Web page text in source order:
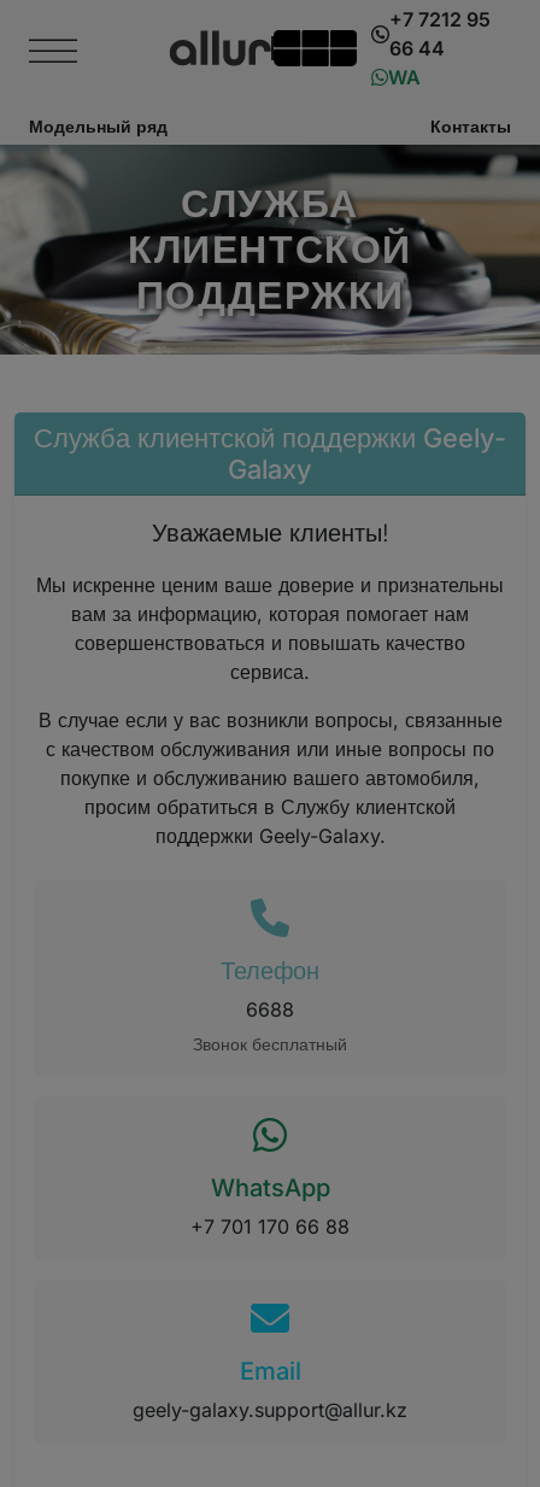
+7 7212 95
66 44
WA
Модельный ряд Контакты
СЛУЖБА
КЛИЕНТСКОЙ
ПОДДЕРЖКИ
Служба клиентской поддержки Geely-
Galaxy
Уважаемые клиенты!
Мы искренне ценим ваше доверие и признательны
вам за информацию, которая помогает нам
совершенствоваться и повышать качество
сервиса.
В случае если у вас возникли вопросы, связанные
с качеством обслуживания или иные вопросы по
покупке и обслуживанию вашего автомобиля,
просим обратиться в Службу клиентской
поддержки Geely-Galaxy.
Телефон
6688
Звонок бесплатный
WhatsApp
+7 701 170 66 88
Email
geely-galaxy.support@allur.kz